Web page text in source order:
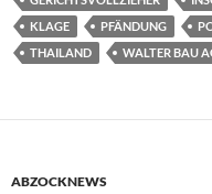
KLAGE
PFÄNDUNG
THAILAND
WALTER BAU
ABZOCKNEWS